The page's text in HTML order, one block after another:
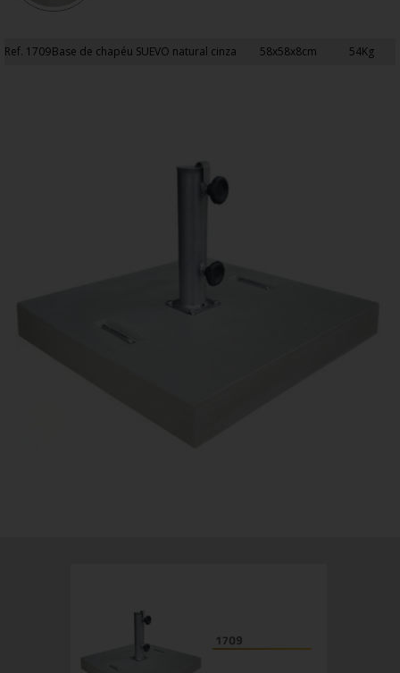
Ref. 1709Base de chapéu SUEVO natural cinza 58x58x8cm 54Kg